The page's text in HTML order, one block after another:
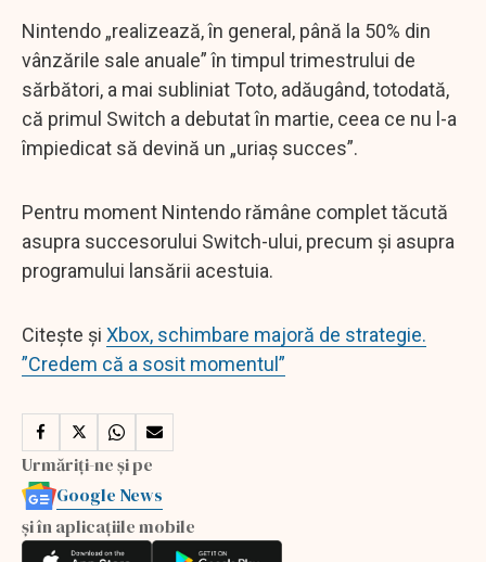
Nintendo „realizează, în general, până la 50% din
vânzările sale anuale” în timpul trimestrului de
sărbători, a mai subliniat Toto, adăugând, totodată,
că primul Switch a debutat în martie, ceea ce nu l-a
împiedicat să devină un „uriaș succes”.
Pentru moment Nintendo rămâne complet tăcută
asupra succesorului Switch-ului, precum și asupra
programului lansării acestuia.
Citește și Xbox, schimbare majoră de strategie.
”Credem că a sosit momentul”
Urmăriți-ne și pe
Google News
și în aplicațiile mobile